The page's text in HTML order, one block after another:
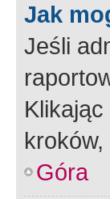
Jak
Jeśli
Góra